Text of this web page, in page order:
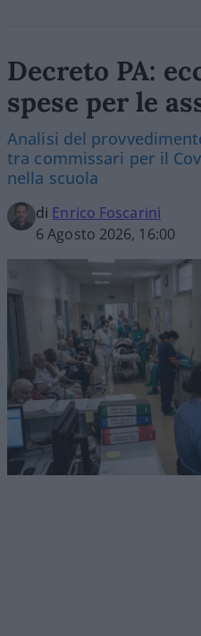
Decreto PA:
spese per le
Analisi del
tra commissari per il
nella scuola
di Enrico Foscarini
6 Agosto 2026, 16:00